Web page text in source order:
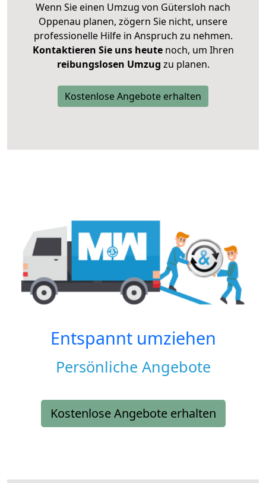
Wenn Sie einen Umzug von Gütersloh nach
Oppenau planen, zögern Sie nicht, unsere
professionelle Hilfe in Anspruch zu nehmen.
Kontaktieren Sie uns heutenoch, um Ihren
reibungslosen Umzug zu planen.
Kostenlose Angebote erhalten
Entspannt umziehen
Persönliche Angebote
Kostenlose Angebote erhalten